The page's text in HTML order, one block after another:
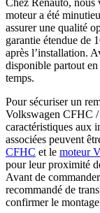
Chez Renauto, nous
moteur a été
assurer une qualité
garantie étendue de
après l’installation.
disponible partout
temps.
Pour sécuriser un
Volkswagen CFHC
caractéristiques aux
associées peuvent
CFHC et le moteur
pour leur proximité
Avant de
recommandé de
confirmer le